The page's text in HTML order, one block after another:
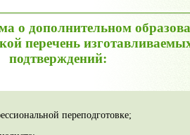
о дополнительном
перечень
подтверждений:
переподготовке;